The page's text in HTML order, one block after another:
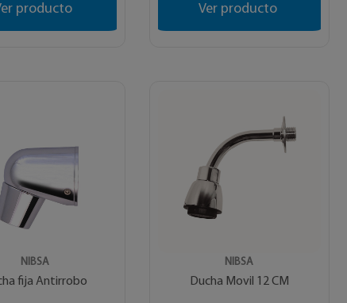
producto Ver producto
NIBSA
fija Antirrobo
NIBSA
Ducha Movil 12 CM